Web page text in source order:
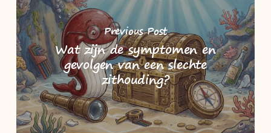
Previous Post
Wat zijn de symptomen en
gevolgen van een slechte
zithouding?